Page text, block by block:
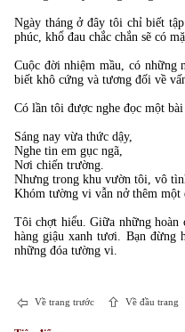
Ngày tháng ở đây tôi chỉ biết
phúc, khổ đau chắc chắn sẽ có
Cuộc đời nhiệm mầu, có những
biết khô cứng và tương đối về
Có lần tôi được nghe đọc một
Sáng nay vừa thức dậy,
Nghe tin em gục ngã,
Nơi chiến trường.
Nhưng trong khu vườn tôi, vô
Khóm tường vi vẫn nở thêm một
Tôi chợt hiểu. Giữa những hoàn
hàng giậu xanh tươi. Bạn
những đóa tường vi.
Về trang trước Về đầu trang